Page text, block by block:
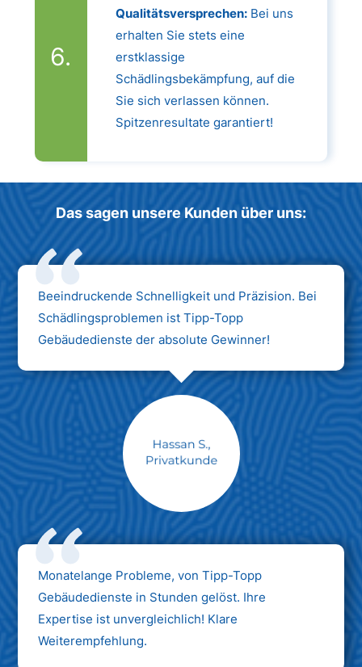
Qualitätsversprechen:Bei uns
erhalten Sie stets eine
erstklassige
Schädlingsbekämpfung, auf die
Sie sich verlassen können.
Spitzenresultate garantiert!
Das sagen unsere Kunden über uns:
Beeindruckende Schnelligkeit und Präzision. Bei
Schädlingsproblemen ist Tipp-Topp
Gebäudedienste der absolute Gewinner!
Monatelange Probleme, von Tipp-Topp
Gebäudedienste in Stunden gelöst. Ihre
Expertise ist unvergleichlich! Klare
Weiterempfehlung.